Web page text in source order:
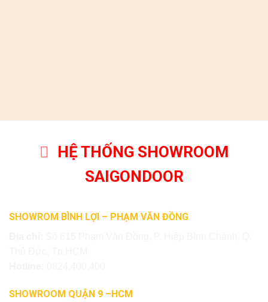
HỆ THỐNG SHOWROOM
SAIGONDOOR
SHOWROM BÌNH LỢI – PHẠM VĂN ĐỒNG
SHOWROOM QUẬN 9 –HCM